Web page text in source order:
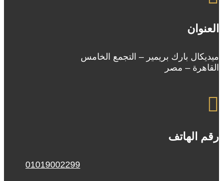
العنوان
ميديكال بارك بريمير – التجمع الخامس
القاهرة – مصر

رقم الهاتف
01019002299